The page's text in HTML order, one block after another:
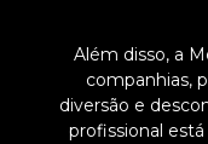
Além disso, a
companhias,
diversão e
profissional